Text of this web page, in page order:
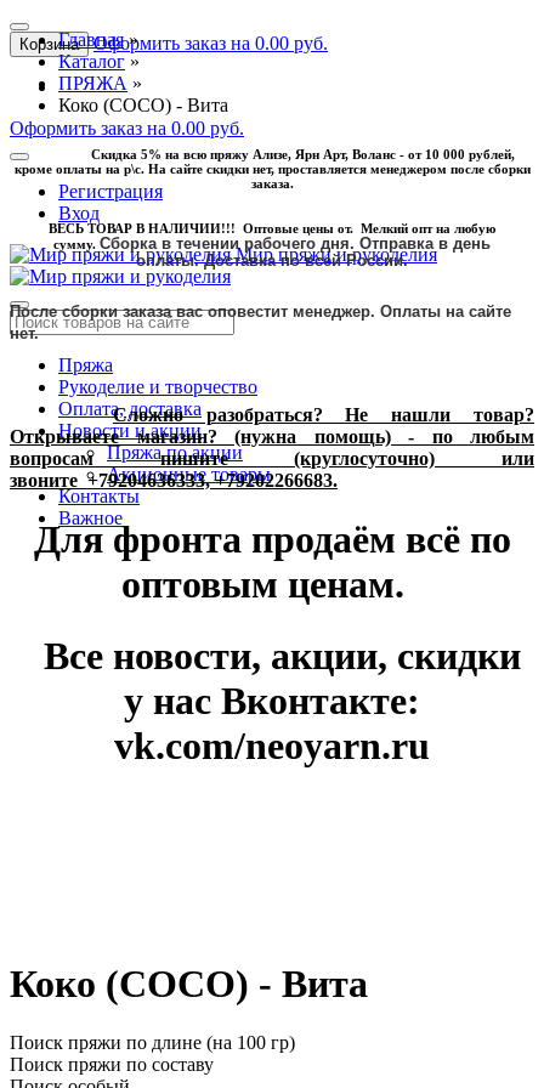
Корзина Оформить заказ на 0.00 руб.
Оформить заказ на 0.00 руб.
Регистрация
Вход
Мир пряжи и рукоделия
Пряжа
Рукоделие и творчество
Оплата, доставка
Новости и акции
Пряжа по акции
Акционные товары
Контакты
Важное
Главная »
Каталог »
ПРЯЖА »
Коко (COCO) - Вита
Скидка 5% на всю пряжу Ализе, Ярн Арт, Воланс - от 10 000 рублей,
кроме оплаты на р\с. На сайте скидки нет, проставляется менеджером после сборки
заказа.
ВЕСЬ ТОВАР В НАЛИЧИИ!!! Оптовые цены от. Мелкий опт на любую
сумму. Сборка в течении рабочего дня. Отправка в день
оплаты.Доставка по всей России.
После сборки заказа вас оповестит менеджер. Оплаты на сайте
нет.
Сложно разобраться? Не нашли товар?
Открываете магазин? (нужна помощь) - по любым
вопросам пишите (круглосуточно) или
звоните+79204636333, +79202266683.
Для фронта продаём всё по
оптовым ценам.
Все новости, акции, скидки
у нас Вконтакте:
vk.com/neoyarn.ru
Коко (COCO) - Вита
Поиск пряжи по длине (на 100 гр)
Поиск пряжи по составу